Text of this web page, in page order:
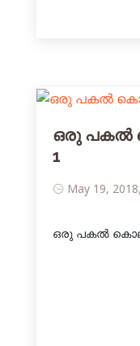
ഒരു പകല്‍
1
May 19,
ഒരു പകല്‍